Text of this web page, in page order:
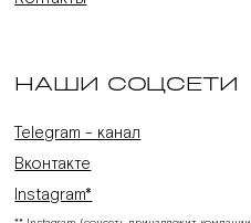
НАШИ СОЦСЕТИ
Telegram - канал
Вконтакте
Instagram*